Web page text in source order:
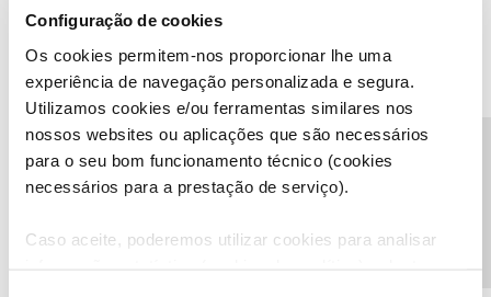
Configuração de cookies
Os cookies permitem-nos proporcionar lhe uma
experiência de navegação personalizada e segura.
Utilizamos cookies e/ou ferramentas similares nos
nossos websites ou aplicações que são necessários
para o seu bom funcionamento técnico (cookies
necessários para a prestação de serviço).
Caso aceite, poderemos utilizar cookies para analisar
http://www.nos.pt/particulares/outros/condicoes-da-oferta-de-
servicos/Documents/NOS_Formulario_denuncia_contrato.pdf
Depois é esperar a resposta da NOS, têm 30 dias para responder.